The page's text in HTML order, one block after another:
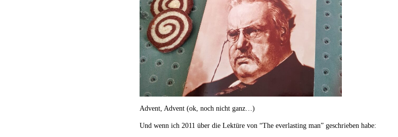
Advent, Advent (ok, noch nicht ganz…)
Und wenn ich 2011 über die Lektüre von “The everlasting man” geschrieben habe: